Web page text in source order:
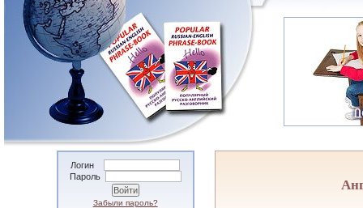
Логин
Пароль
Забыли пароль?